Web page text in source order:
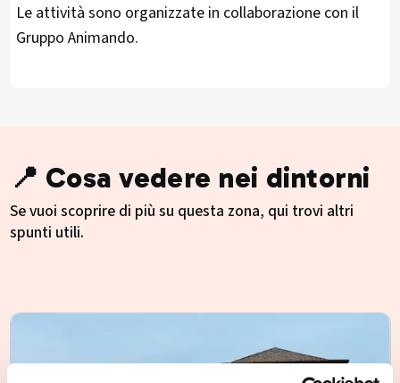
Le attività sono organizzate in collaborazione con il
Gruppo Animando.
📍 Cosa vedere nei dintorni
Se vuoi scoprire di più su questa zona, qui trovi altri
spunti utili.